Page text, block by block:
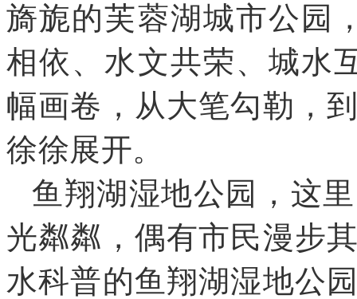
旖旎的芙蓉湖城市公园
相依、水文共荣、城水
幅画卷 ， 从大笔勾勒 ，
徐徐展开。
鱼翔湖湿地公园
， 这
光粼粼 ， 偶有市民漫步
水科普的鱼翔湖湿地公